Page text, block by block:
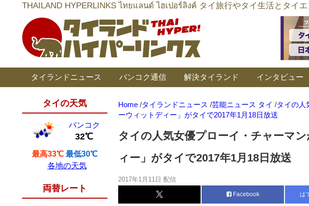
THAILAND HYPERLINKS ไทยแลนด์ ไฮเปอร์ลิงค์ タイ旅行やタイ生活とタイ
タイランドニュース バンコク通信 解決タイランド インタビュー
タイの天気
バンコク
32℃
最高33℃ 最低30℃
各地の天気
両替レート
Home /タイランドニュース /芸能ニュース タイ /タイの人
ーウィットディー」がタイで2017年1月18日放送
タイの人気女優プローイ・チャーマ
ィー」がタイで2017年1月18日放送
2017年1月11日 配信
Facebook は